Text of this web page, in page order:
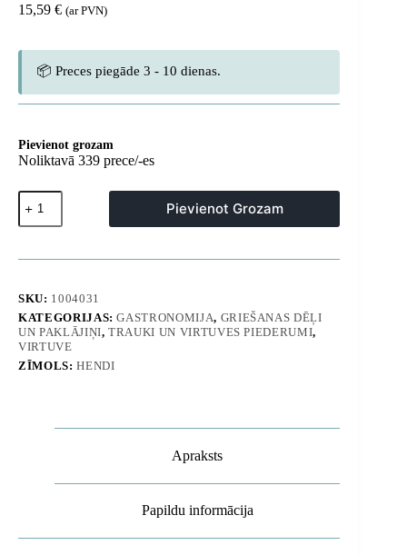
15,59 € (ar PVN)
📦 Preces piegāde 3 - 10 dienas.
Pievienot grozam
Noliktavā 339 prece/-es
HACCP
griešanas
dēlis
un
gabaliņiem
450x300mm
brūns
-
Hendi
Pievienot Grozam
SKU: 1004031
KATEGORIJAS:GASTRONOMIJA, GRIEŠANAS DĒĻI
UN PAKLĀJIŅI,TRAUKI UN VIRTUVES PIEDERUMI,
VIRTUVE
ZĪMOLS:HENDI
Apraksts
Papildu informācija